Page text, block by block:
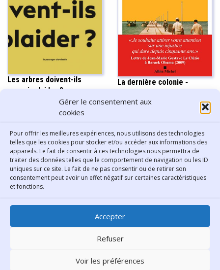
Gérer le consentement aux
cookies
Pour offrir les meilleures expériences, nous utilisons des technologies
telles que les cookies pour stocker et/ou accéder aux informations des
appareils. Le fait de consentir à ces technologies nous permettra de
traiter des données telles que le comportement de navigation ou les ID
uniques sur ce site. Le fait de ne pas consentir ou de retirer son
consentement peut avoir un effet négatif sur certaines caractéristiques
et fonctions.
Accepter
Refuser
Voir les préférences
Les arbres doivent-ils
pouvoir plaider ? -
Christopher Stone
La dernière colonie -
Afficher plus
Bibliothèque municipale de
Lyon
30 Boulevard Vivier-Merle